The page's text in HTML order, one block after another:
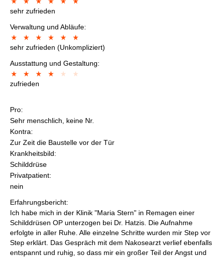
sehr zufrieden
Verwaltung und Abläufe:
sehr zufrieden (Unkompliziert)
Ausstattung und Gestaltung:
zufrieden
Pro:
Sehr menschlich, keine Nr.
Kontra:
Zur Zeit die Baustelle vor der Tür
Krankheitsbild:
Schilddrüse
Privatpatient:
nein
Erfahrungsbericht:
Ich habe mich in der Klinik "Maria Stern" in Remagen einer
Schilddrüsen OP unterzogen bei Dr. Hatzis. Die Aufnahme
erfolgte in aller Ruhe. Alle einzelne Schritte wurden mir Step vor
Step erklärt. Das Gespräch mit dem Nakosearzt verlief ebenfalls
entspannt und ruhig, so dass mir ein großer Teil der Angst und